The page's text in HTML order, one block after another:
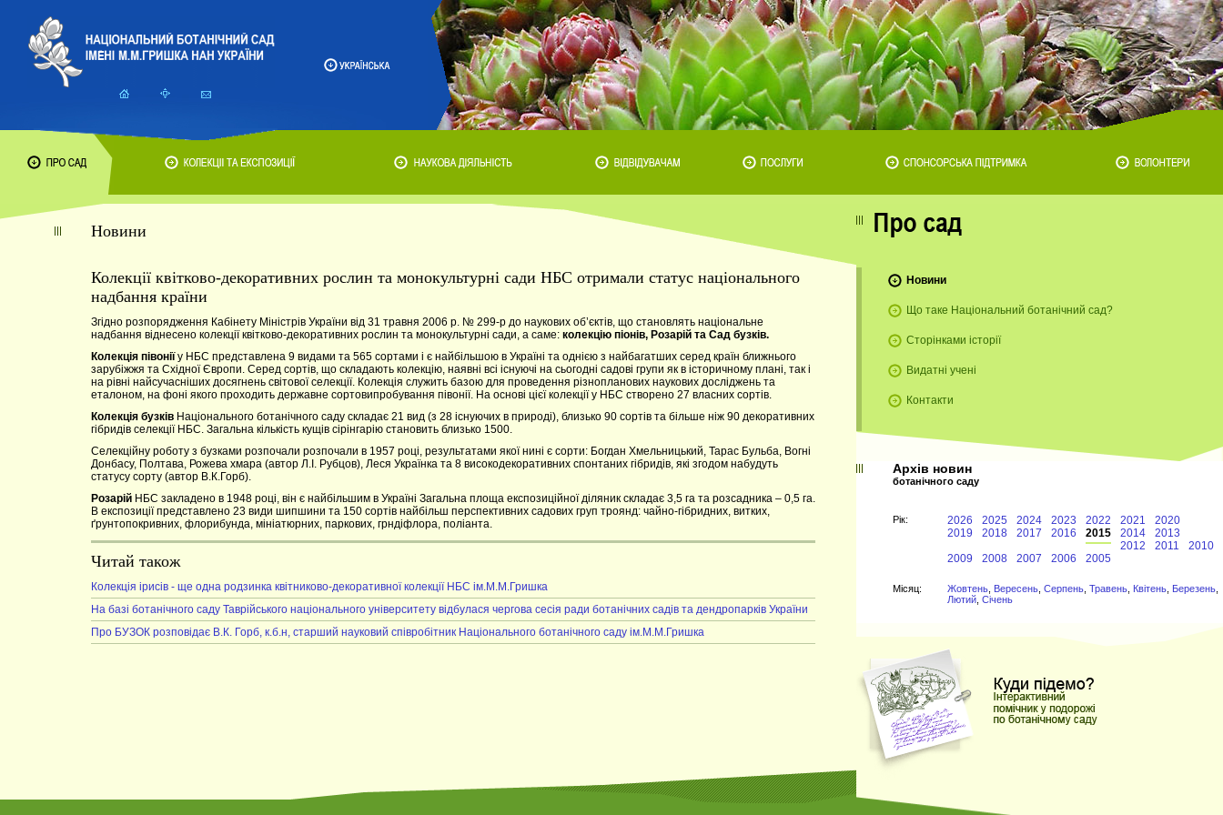
Новини
Колекції квітково-декоративних рослин та монокультурні сади НБС отримали статус національного
надбання країни
Згідно розпорядження Кабінету Міністрів України від 31 травня 2006 р. № 299-р до наукових об’єктів, що становлять національне
надбання віднесено колекції квітково-декоративних рослин та монокультурні сади, а саме: колекцію піонів, Розарій та Сад бузків.
Колекція півоніїу НБС представлена 9 видами та 565 сортами і є найбільшою в Україні та однією з найбагатших серед країн ближнього
зарубіжжя та Східної Європи. Серед сортів, що складають колекцію, наявні всі існуючі на сьогодні садові групи як в історичному плані, так і
на рівні найсучасніших досягнень світової селекції. Колекція служить базою для проведення різнопланових наукових досліджень та
еталоном, на фоні якого проходить державне сортовипробування півонії. На основі цієї колекції у НБС створено 27 власних сортів.
Колекція бузків Національного ботанічного саду складає 21 вид (з 28 існуючих в природі), близько 90 сортів та більше ніж 90 декоративних
гібридів селекції НБС. Загальна кількість кущів сірінгарію становить близько 1500.
Селекційну роботу з бузками розпочали розпочали в 1957 році, результатами якої нині є сорти: Богдан Хмельницький, Тарас Бульба, Вогні
Донбасу, Полтава, Рожева хмара (автор Л.І. Рубцов), Леся Українка та 8 високодекоративних спонтаних гібридів, які згодом набудуть
статусу сорту (автор В.К.Горб).
Розарій НБС закладено в 1948 році, він є найбільшим в Україні Загальна площа експозиційної діляник складає 3,5 га та розсадника – 0,5 га.
В експозиції представлено 23 види шипшини та 150 сортів найбільш перспективних садових груп троянд: чайно-гібридних, витких,
ґрунтопокривних, флорибунда, мініатюрних, паркових, грндіфлора, поліанта.
Читай також
Колекція ірисів - ще одна родзинка квітниково-декоративної колекції НБС ім.М.М.Гришка
На базі ботанічного саду Таврійського національного університету відбулася чергова сесія ради ботанічних садів та дендропарків України
Про БУЗОК розповідає В.К. Горб, к.б.н, старший науковий співробітник Національного ботанічного саду ім.М.М.Гришка
Новини
Що таке Національний ботанічний сад?
Сторінками історії
Видатні учені
Контакти
Архів новин
ботанічного саду
Рiк: 2026 2025 2024 2023 2022 2021
2020
2019
2018 2017 2016 2015 2014
2013
2012
2011
2010
2009
2008 2007 2006 2005
Мiсяц: Жовтень Вересень Серпень Травень Квітень Березень
Лютий Січень